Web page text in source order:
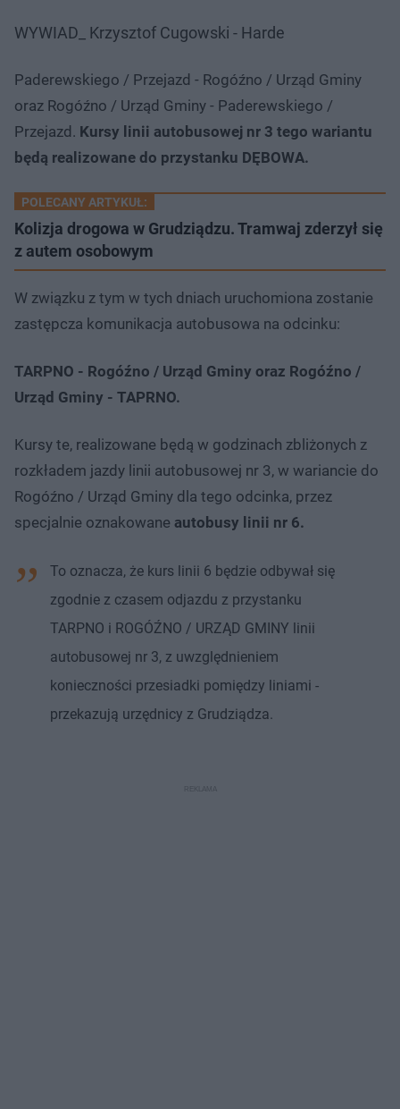
WYWIAD_ Krzysztof Cugowski - Harde
Paderewskiego / Przejazd - Rogóźno / Urząd Gminy
oraz Rogóźno / Urząd Gminy - Paderewskiego /
Przejazd. Kursy linii autobusowej nr 3 tego wariantu
będą realizowane do przystanku DĘBOWA.
POLECANY ARTYKUŁ:
Kolizja drogowa w Grudziądzu. Tramwaj zderzył się
z autem osobowym
W związku z tym w tych dniach uruchomiona zostanie
zastępcza komunikacja autobusowa na odcinku:
TARPNO - Rogóźno / Urząd Gminy oraz Rogóźno /
Urząd Gminy - TAPRNO.
Kursy te, realizowane będą w godzinach zbliżonych z
rozkładem jazdy linii autobusowej nr 3, w wariancie do
Rogóźno / Urząd Gminy dla tego odcinka, przez
specjalnie oznakowane autobusy linii nr 6.
To oznacza, że kurs linii 6 będzie odbywał się
zgodnie z czasem odjazdu z przystanku
TARPNO i ROGÓŹNO / URZĄD GMINY linii
autobusowej nr 3, z uwzględnieniem
konieczności przesiadki pomiędzy liniami -
przekazują urzędnicy z Grudziądza.